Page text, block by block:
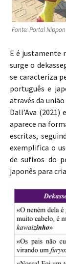
Fonte: Portal
E é justamente
surge o
se caracteriza
português e
através da
Dall’Ava
aparece na
escritas,
exemplifica o
de sufixos do
japonês para